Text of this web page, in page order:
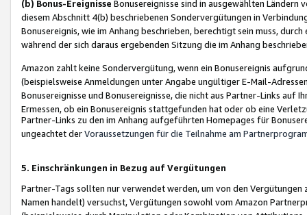
(b) Bonus-Ereignisse Bonusereignisse sind in ausgewählten Ländern
diesem Abschnitt 4(b) beschriebenen Sondervergütungen in
Bonusereignis, wie im Anhang beschrieben, berechtigt sein muss,
während der sich daraus ergebenden Sitzung die im Anhang
Amazon zahlt keine Sondervergütung, wenn ein Bonusereignis
(beispielsweise Anmeldungen unter Angabe ungültiger E-Mail-
Bonusereignisse und Bonusereignisse, die nicht aus Partner-Links auf
Ermessen, ob ein Bonusereignis stattgefunden hat oder ob eine
Partner-Links zu den im Anhang aufgeführten Homepages für
ungeachtet derVoraussetzungen für die Teilnahme am
5. Einschränkungen in Bezug auf Vergütungen
Partner-Tags sollten nur verwendet werden, um von den
Namen handelt) versuchst, Vergütungen sowohl vom Amazon